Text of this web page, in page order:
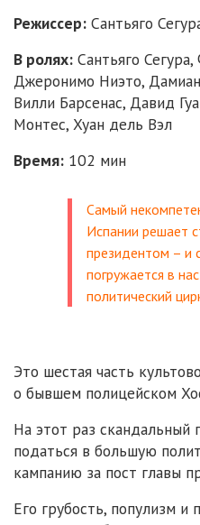
Режиссер: Сантьяго
В ролях: Сантьяго
Джеронимо Ниэто,
Вилли Барсенас, Давид
Монтес, Хуан дель Вэл
Время: 102 мин
Самый
Испании решает
президентом – и
погружается в
политический
Это шестая часть
о бывшем полицейском
На этот раз скандальный
податься в большую
кампанию за пост главы
Его грубость, популизм и